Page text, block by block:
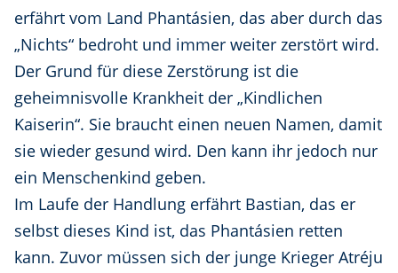
erfährt vom Land Phantásien, das aber durch das
„Nichts“ bedroht und immer weiter zerstört wird.
Der Grund für diese Zerstörung ist die
geheimnisvolle Krankheit der „Kindlichen
Kaiserin“. Sie braucht einen neuen Namen, damit
sie wieder gesund wird. Den kann ihr jedoch nur
ein Menschenkind geben.
Im Laufe der Handlung erfährt Bastian, das er
selbst dieses Kind ist, das Phantásien retten
kann. Zuvor müssen sich der junge Krieger Atréju